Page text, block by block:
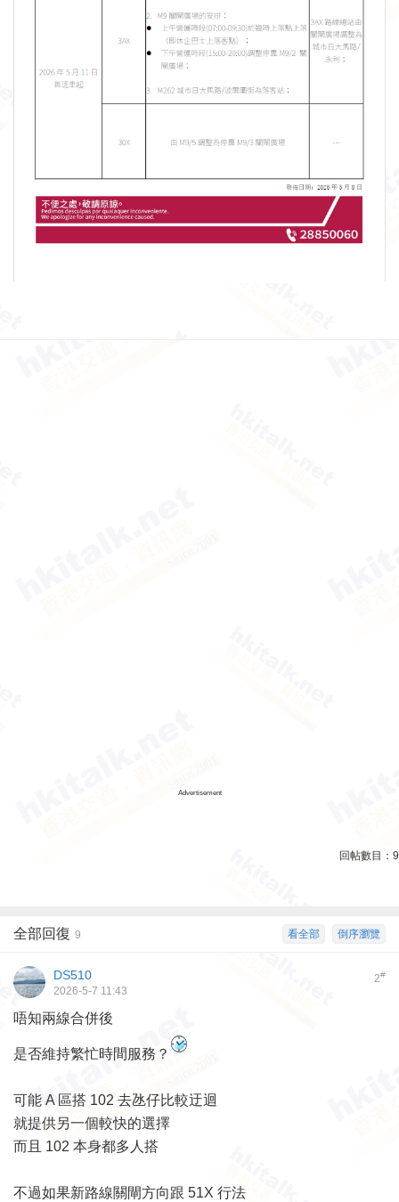
Advertisement
回帖數目： 9
倒序瀏覽
看全部
全部回復 9
2#
DS510
2026-5-7 11:43
唔知兩線合併後
是否維持繁忙時間服務？
可能 A 區搭 102 去氹仔比較迂迴
就提供另一個較快的選擇
而且 102 本身都多人搭
不過如果新路線關閘方向跟 51X 行法